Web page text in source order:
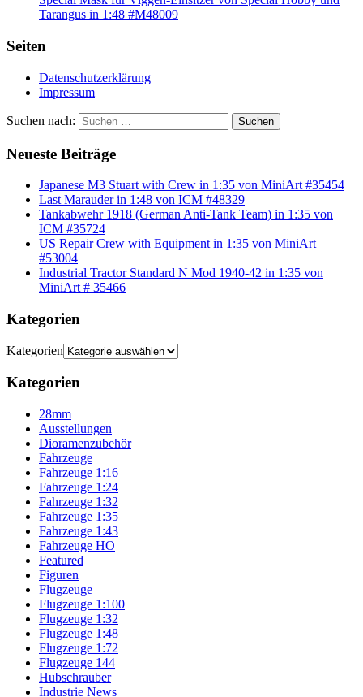
Tarangus in 1:48 #M48009
Seiten
Datenschutzerklärung
Impressum
Suchen nach: Suchen
Neueste Beiträge
Japanese M3 Stuart with Crew in 1:35 von MiniArt #35454
Last Marauder in 1:48 von ICM #48329
Tankabwehr 1918 (German Anti-Tank Team) in 1:35 von
ICM #35724
US Repair Crew with Equipment in 1:35 von MiniArt
#53004
Industrial Tractor Standard N Mod 1940-42 in 1:35 von
MiniArt # 35466
Kategorien
Kategorien
Kategorien
28mm
Ausstellungen
Dioramenzubehör
Fahrzeuge
Fahrzeuge 1:16
Fahrzeuge 1:24
Fahrzeuge 1:32
Fahrzeuge 1:35
Fahrzeuge 1:43
Fahrzeuge HO
Featured
Figuren
Flugzeuge
Flugzeuge 1:100
Flugzeuge 1:32
Flugzeuge 1:48
Flugzeuge 1:72
Flugzeuge 144
Hubschrauber
Industrie News